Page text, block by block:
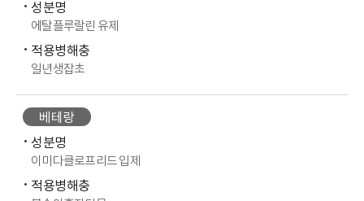
성분명
에탈플루랄린 유제
적용병해충
일년생잡초
베테랑
성분명
이미다클로프리드 입제
적용병해충